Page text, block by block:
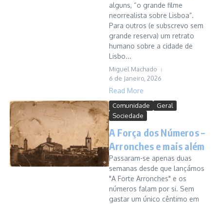
alguns, “o grande filme
neorrealista sobre Lisboa”.
Para outros (e subscrevo sem
grande reserva) um retrato
humano sobre a cidade de
Lisbo...
Miguel Machado
6 de Janeiro, 2026
Read More
Comunidade
Geral
Sociedade
A Força dos Números –
Arronches e mais além
Passaram-se apenas duas
semanas desde que lançámos
"A Forte Arronches" e os
números falam por si. Sem
gastar um único cêntimo em